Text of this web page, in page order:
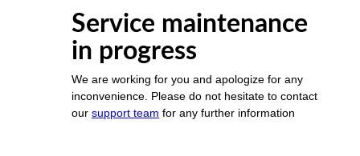
Service maintenance
in progress
We are working for you and apologize for any
inconvenience. Please do not hesitate to contact
our support team for any further information